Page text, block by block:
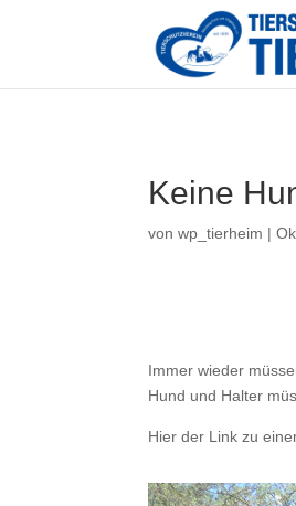
Keine
vonwp_tierheim |
Immer wieder
Hund und Halter
Hier der Link zu